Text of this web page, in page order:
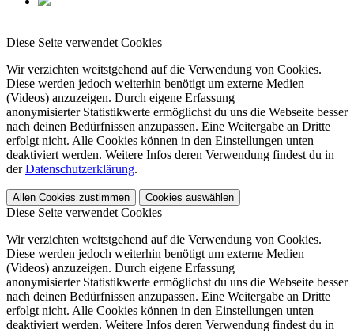
Diese Seite verwendet Cookies
Wir verzichten weitstgehend auf die Verwendung von Cookies.
Diese werden jedoch weiterhin benötigt um externe Medien
(Videos) anzuzeigen. Durch eigene Erfassung
anonymisierter Statistikwerte ermöglichst du uns die Webseite besser
nach deinen Bedürfnissen anzupassen. Eine Weitergabe an Dritte
erfolgt nicht. Alle Cookies können in den Einstellungen unten
deaktiviert werden. Weitere Infos deren Verwendung findest du in
derDatenschutzerklärung.
Allen Cookies zustimmen Cookies auswählen
Diese Seite verwendet Cookies
Wir verzichten weitstgehend auf die Verwendung von Cookies.
Diese werden jedoch weiterhin benötigt um externe Medien
(Videos) anzuzeigen. Durch eigene Erfassung
anonymisierter Statistikwerte ermöglichst du uns die Webseite besser
nach deinen Bedürfnissen anzupassen. Eine Weitergabe an Dritte
erfolgt nicht. Alle Cookies können in den Einstellungen unten
deaktiviert werden. Weitere Infos deren Verwendung findest du in